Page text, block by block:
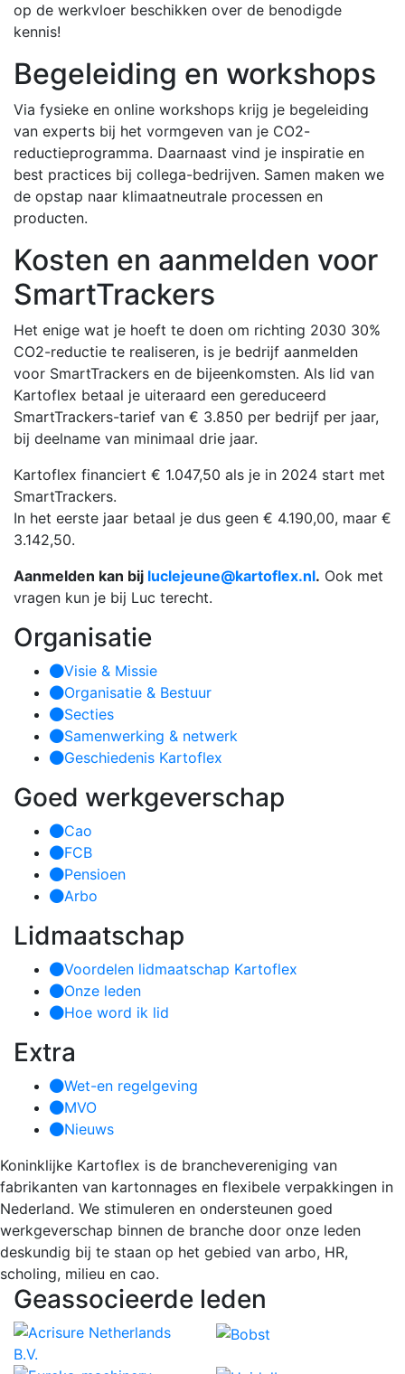
op de werkvloer beschikken over de benodigde
kennis!
Begeleiding en workshops
Via fysieke en online workshops krijg je begeleiding
van experts bij het vormgeven van je CO2-
reductieprogramma. Daarnaast vind je inspiratie en
best practices bij collega-bedrijven. Samen maken we
de opstap naar klimaatneutrale processen en
producten.
Kosten en aanmelden voor
SmartTrackers
Het enige wat je hoeft te doen om richting 2030 30%
CO2-reductie te realiseren, is je bedrijf aanmelden
voor SmartTrackers en de bijeenkomsten. Als lid van
Kartoflex betaal je uiteraard een gereduceerd
SmartTrackers-tarief van € 3.850 per bedrijf per jaar,
bij deelname van minimaal drie jaar.
Kartoflex financiert € 1.047,50 als je in 2024 start met
SmartTrackers.
In het eerste jaar betaal je dus geen € 4.190,00, maar €
3.142,50.
Aanmelden kan bij luclejeune@kartoflex.nl. Ook met
vragen kun je bij Luc terecht.
Organisatie
Visie & Missie
Organisatie & Bestuur
Secties
Samenwerking & netwerk
Geschiedenis Kartoflex
Goed werkgeverschap
Cao
FCB
Pensioen
Arbo
Lidmaatschap
Voordelen lidmaatschap Kartoflex
Onze leden
Hoe word ik lid
Extra
Wet-en regelgeving
MVO
Nieuws
Koninklijke Kartoflex is de branchevereniging van
fabrikanten van kartonnages en flexibele verpakkingen in
Nederland. We stimuleren en ondersteunen goed
werkgeverschap binnen de branche door onze leden
deskundig bij te staan op het gebied van arbo, HR,
scholing, milieu en cao.
Geassocieerde leden